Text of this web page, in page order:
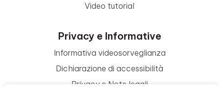
Video tutorial
Privacy e Informative
Informativa videosorveglianza
Dichiarazione di accessibilità
Privacy e Note legali